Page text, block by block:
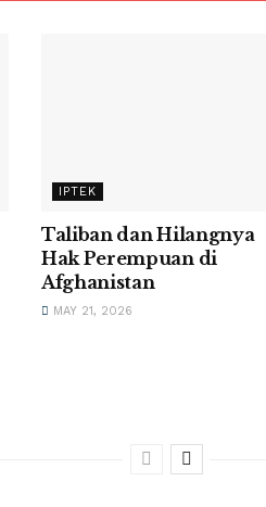
IPTEK
Taliban dan Hilangnya
Hak Perempuan di
Afghanistan
MAY 21, 2026